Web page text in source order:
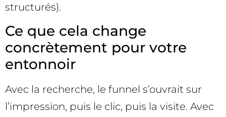
structurés).
Ce que cela change
concrètement pour votre
entonnoir
Avec la recherche, le funnel s’ouvrait sur
l’impression, puis le clic, puis la visite. Avec